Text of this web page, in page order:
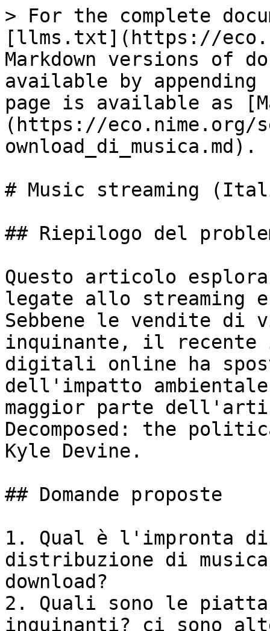
> For the complete
[llms.txt](https://
Markdown versions of
available by
page is available as
(https://eco.nime.org/
ownload_di_musica.md).
# Music streaming
## Riepilogo del
Questo articolo
legate allo streaming
Sebbene le vendite di
inquinante, il recente
digitali online ha
dell'impatto
maggior parte
Decomposed: the
Kyle Devine.
## Domande proposte
1. Qual è l'impronta
distribuzione di
download?
2. Quali sono le
inquinanti? ci sono